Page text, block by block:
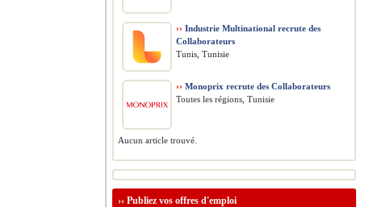
›› Industrie Multinational recrute des
Collaborateurs
Tunis, Tunisie
›› Monoprix recrute des Collaborateurs
Toutes les régions, Tunisie
Aucun article trouvé.
›› Publiez vos offres d'emploi